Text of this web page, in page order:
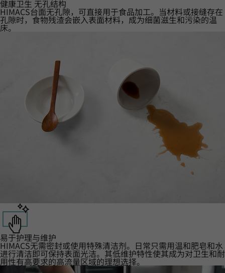
健康卫生 无孔结构
HIMACS台面无孔隙，可直接用于食品加工。当材料或接缝存在
孔隙时，食物残渣会嵌入表面材料，成为细菌滋生和污染的温
床。
易于护理与维护
HIMACS无需密封或使用特殊清洁剂。日常只需用温和肥皂和水
进行清洁即可保持表面光洁。其低维护特性使其成为对卫生和耐
用性有高要求的高流量区域的理想选择。